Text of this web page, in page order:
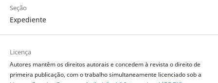
Seção
Expediente
Licença
Autores mantêm os direitos autorais e concedem à revista o direito de
primeira publicação, com o trabalho simultaneamente licenciado sob a